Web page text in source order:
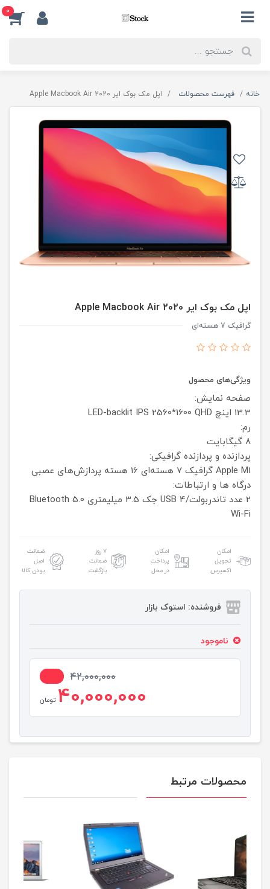
0
خانه فهرست محصولات اپل مک بوک ایر Apple Macbook Air 2020
اپل مک بوک ایر Apple Macbook Air 2020
گرافیک 7 هسته‌ای
ویژگی‌های محصول
صفحه نمایش:
13.3 اینچ
LED-backlit IPS 2560*1600 QHD
رم:
8 گیگابایت
پردازنده و پردازنده گرافیکی:
Apple M1 گرافیک 7 هسته‌ای
16 هسته پردازش‌های عصبی
درگاه ها و ارتباطات:
2 عدد تاندربولت/USB 4
جک 3.5 میلیمتری
Bluetooth 5.0
Wi-Fi
امکان
تحویل
اکسپرس
امکان
پرداخت
در محل
۷ روز
ضمانت
بازگشت
ضمانت
اصل
بودن کالا
فروشنده: استوک بازار
ناموجود
42,000,000
40,000,000 تومان
محصولات مرتبط